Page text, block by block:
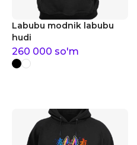
Labubu modnik labubu
hudi
260 000 so'm